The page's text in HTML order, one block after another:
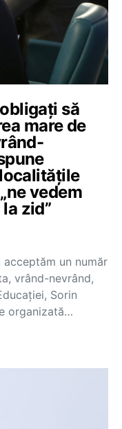
să
mare de
vedem
zid”
un număr
vrând-nevrând,
Sorin
organizată…